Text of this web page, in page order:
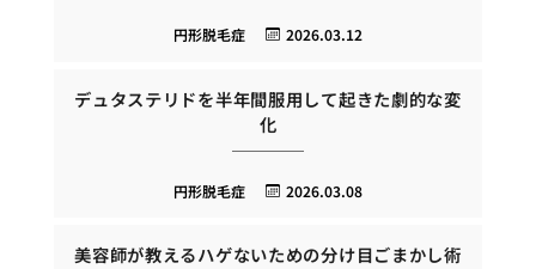
2026.03.12
円形脱毛症
デュタステリドを半年間服用して起きた劇的な変
化
2026.03.08
円形脱毛症
美容師が教えるハゲないための分け目ごまかし術